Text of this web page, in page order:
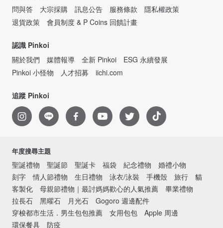
問與答
大宗採購 訊息公告 服務條款
隱私權政策
退貨政策
會員制度 & P Coins 回饋計畫
認識 Pinkoi
關於我們
媒體報導 全新 Pinkoi
ESG 永續發展
Pinkoi 小怪物
人才招募 iichi.com
追蹤 Pinkoi
年度搜尋主題
聖誕禮物 聖誕節 聖誕卡 福袋 紀念禮物
婚禮小物
刻字
情人節禮物 生日禮物 泳衣/泳裝 手機殼 旅行
貓
客製化
母親節禮物｜最討媽媽歡心的人氣推薦
畢業禮物
拉長石
黑曜石 月光石
Gogoro 週邊配件
穿梭都市生活．男生包包推薦
女用包包
Apple 周邊
環保餐具
防疫